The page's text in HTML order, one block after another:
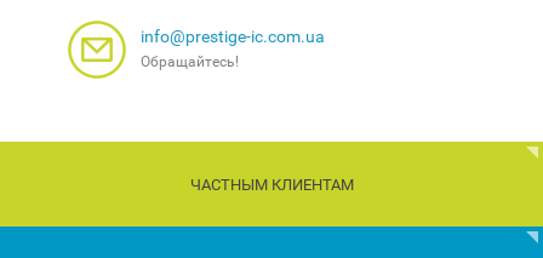
info@prestige-ic.com.ua
Обращайтесь!
ЧАСТНЫМ КЛИЕНТАМ